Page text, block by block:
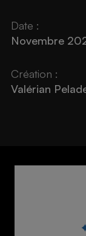
Date :
Novembre
Création :
Valérian